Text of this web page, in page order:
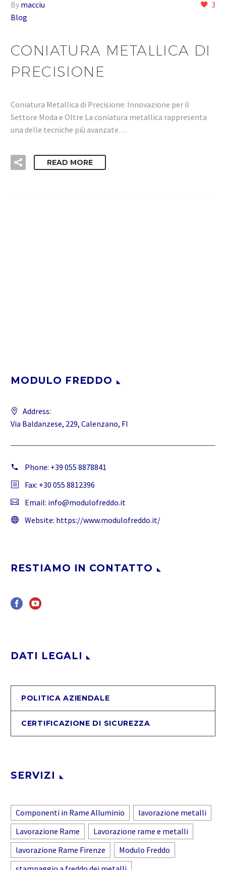
3
By macciu
Blog
CONIATURA METALLICA DI
PRECISIONE
Coniatura Metallica di Precisione: Innovazione per il
Settore Moda e Oltre La coniatura metallica rappresenta
una delle tecniche più avanzate…
READ MORE
MODULO FREDDO
Address:
Via Baldanzese, 229, Calenzano, FI
Phone: +39 055 8878841
Fax: +30 055 8812396
Email: info@modulofreddo.it
Website: https://www.modulofreddo.it/
RESTIAMO IN CONTATTO
DATI LEGALI
POLITICA AZIENDALE
CERTIFICAZIONE DI SICUREZZA
SERVIZI
Componenti in Rame Alluminio
lavorazione metalli
Lavorazione Rame
Lavorazione rame e metalli
lavorazione Rame Firenze
Modulo Freddo